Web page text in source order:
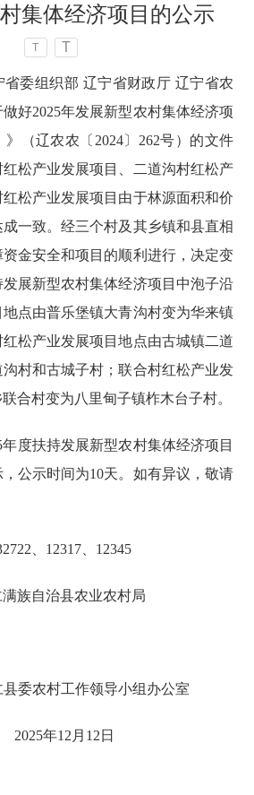
集体经济项目的公示
T T
省委组织部 辽宁省财政厅 辽宁省农
好2025年发展新型农村集体经济项
》（辽农农〔2024〕262号）的文件
松产业发展项目、二道沟村红松产
松产业发展项目由于林源面积和价
一致。经三个村及其乡镇和县直相
金安全和项目的顺利进行，决定变
展新型农村集体经济项目中泡子沿
点由普乐堡镇大青沟村变为华来镇
松产业发展项目地点由古城镇二道
村和古城子村；联合村红松产业发
合村变为八里甸子镇柞木台子村。
度扶持发展新型农村集体经济项目
公示时间为10天。如有异议，敬请
、12317、12345
族自治县农业农村局
县委农村工作领导小组办公室
2025年12月12日